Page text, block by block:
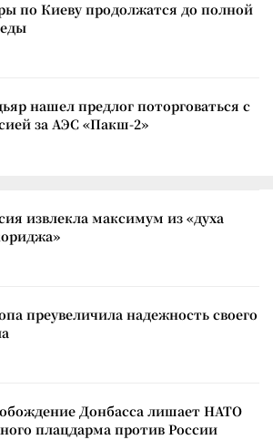
по Киеву продолжатся до полной
нашел предлог поторговаться с
за АЭС «Пакш-2»
извлекла максимум из «духа
преувеличила надежность своего
Донбасса лишает НАТО
плацдарма против России